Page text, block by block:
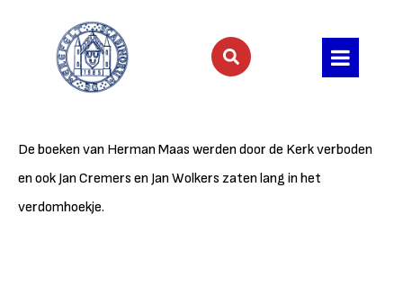
De boeken van Herman Maas werden door de Kerk verboden
en ook Jan Cremers en Jan Wolkers zaten lang in het
verdomhoekje.